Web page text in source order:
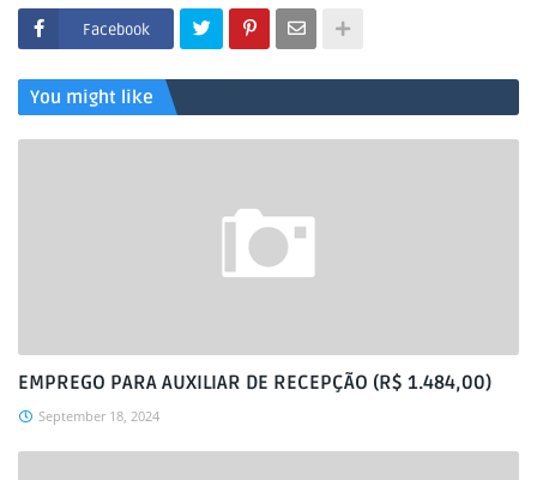
Facebook
You might like
EMPREGO PARA AUXILIAR DE RECEPÇÃO (R$ 1.484,00)
September 18, 2024